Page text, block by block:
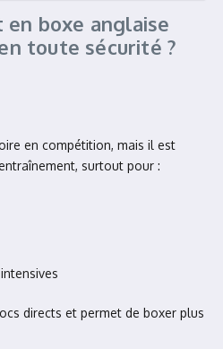
boxe anglaise
toute sécurité ?
en compétition, mais il est
surtout pour :
directs et permet de boxer plus